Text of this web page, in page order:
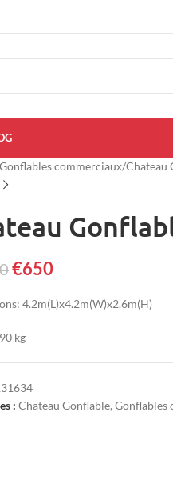
commerciaux/Chateau
€650
4.2m(L)x4.2m(W)x2.6m(H)
kg
: Chateau Gonflable, Gonflables